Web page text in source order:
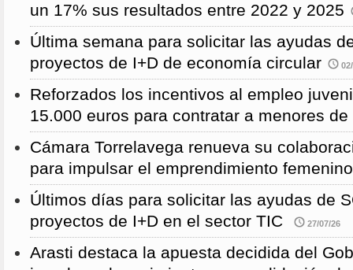
un 17% sus resultados entre 2022 y 2025
Última semana para solicitar las ayudas
proyectos de I+D de economía circular
Reforzados los incentivos al empleo
15.000 euros para contratar a menores
Cámara Torrelavega renueva su
para impulsar el emprendimiento femenino
Últimos días para solicitar las ayudas de
proyectos de I+D en el sector TIC
27/07/26
Arasti destaca la apuesta decidida del